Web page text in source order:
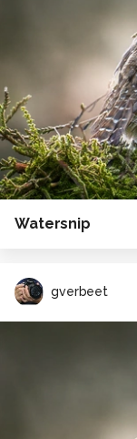
Watersnip
gverbeet